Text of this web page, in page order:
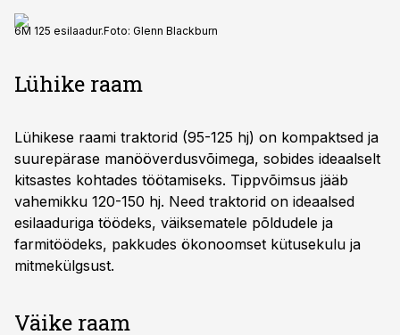
6M 125 esilaadur.Foto: Glenn Blackburn
Lühike raam
Lühikese raami traktorid (95-125 hj) on kompaktsed ja
suurepärase manööverdusvõimega, sobides ideaalselt
kitsastes kohtades töötamiseks. Tippvõimsus jääb
vahemikku 120-150 hj. Need traktorid on ideaalsed
esilaaduriga töödeks, väiksematele põldudele ja
farmitöödeks, pakkudes ökonoomset kütusekulu ja
mitmekülgsust.
Väike raam